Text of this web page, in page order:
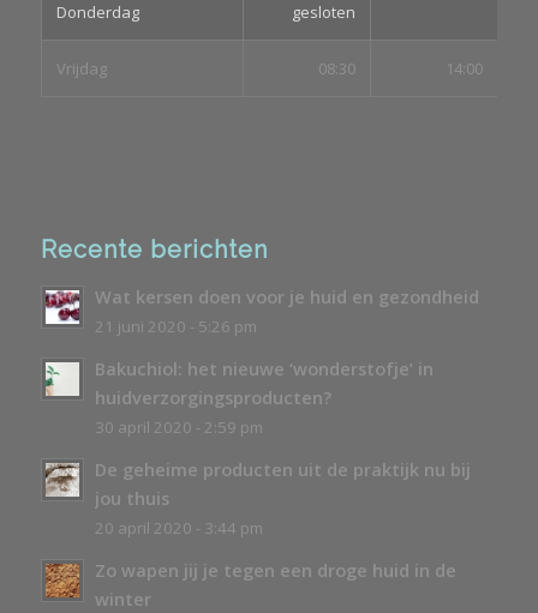
Donderdag gesloten
Vrijdag 08:30 14:00
Recente berichten
Wat kersen doen voor je huid en gezondheid
21 juni 2020 - 5:26 pm
Bakuchiol: het nieuwe ‘wonderstofje’ in
huidverzorgingsproducten?
30 april 2020 - 2:59 pm
De geheime producten uit de praktijk nu bij
jou thuis
20 april 2020 - 3:44 pm
Zo wapen jij je tegen een droge huid in de
winter